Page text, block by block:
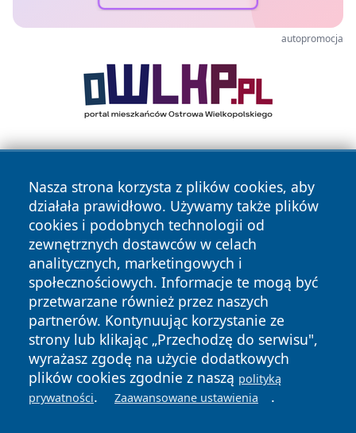
autopromocja
Nasza strona korzysta z plików cookies, aby
działała prawidłowo. Używamy także plików
cookies i podobnych technologii od
zewnętrznych dostawców w celach
analitycznych, marketingowych i
społecznościowych. Informacje te mogą być
przetwarzane również przez naszych
partnerów. Kontynuując korzystanie ze
strony lub klikając „Przechodzę do serwisu",
wyrażasz zgodę na użycie dodatkowych
plików cookies zgodnie z naszą polityką
prywatności. Zaawansowane ustawienia .
Copyright © 2026 tarnowskie24.pl Wszystkie prawa
zastrzeżone.
News Autorzy
Polityka
Prywatności
Polityka
Cookies